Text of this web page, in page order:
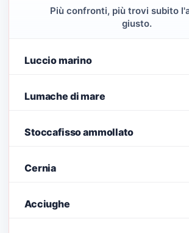
Più confronti, più trovi subito
giusto.
Luccio marino
Lumache di mare
Stoccafisso ammollato
Cernia
Acciughe